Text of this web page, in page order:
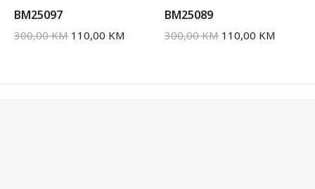
BM25097
300,00KM 110,00 KM
BM25089
300,00KM 110,00 KM